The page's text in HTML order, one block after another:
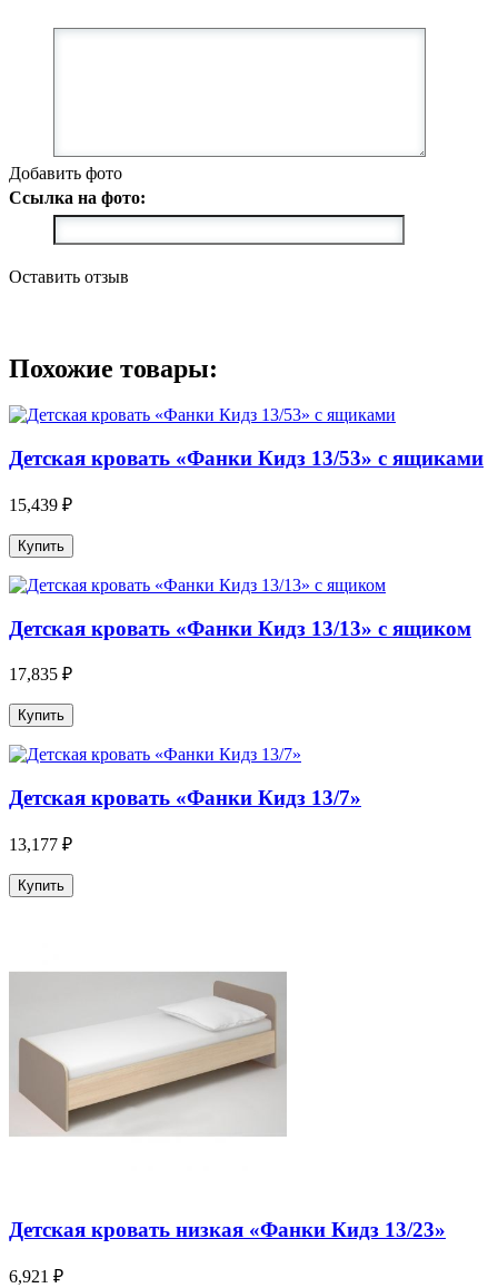
Добавить фото
Ссылка на фото:
Оставить отзыв
Похожие товары:
Детская кровать «Фанки Кидз 13/53» с ящиками
15,439 ₽
Детская кровать «Фанки Кидз 13/13» с ящиком
17,835 ₽
Детская кровать «Фанки Кидз 13/7»
13,177 ₽
Детская кровать низкая «Фанки Кидз 13/23»
6,921 ₽